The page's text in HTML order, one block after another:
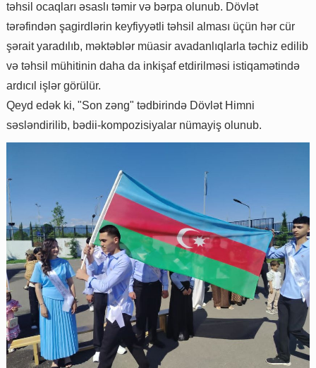
təhsil ocaqları əsaslı təmir və bərpa olunub. Dövlət
tərəfindən şagirdlərin keyfiyyətli təhsil alması üçün hər cür
şərait yaradılıb, məktəblər müasir avadanlıqlarla təchiz edilib
və təhsil mühitinin daha da inkişaf etdirilməsi istiqamətində
ardıcıl işlər görülür.
Qeyd edək ki, "Son zəng" tədbirində Dövlət Himni
səsləndirilib, bədii-kompozisiyalar nümayiş olunub.